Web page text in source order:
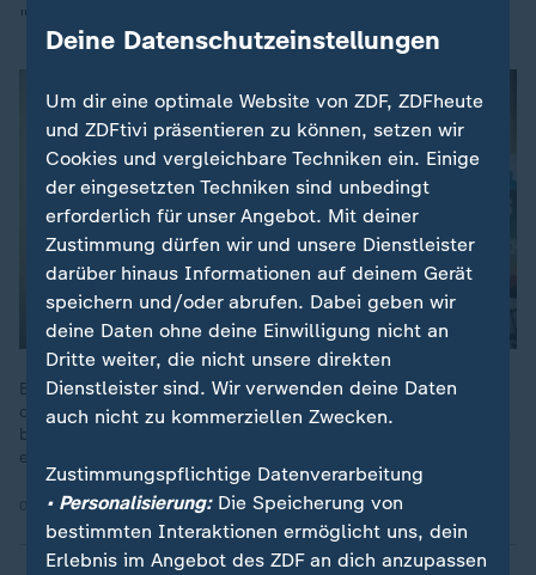
"wahrscheinlich Erfolg".
Bei der Vergabe von Posten setzten manche AfD-Vertreter
offenbar auf Familie, Verwandte und Bekannte. Darüber
berichtete frontal bereits Anfang des Jahres. Hat sich seitdem
etwas geändert?
09.06.2026 | 10:44 min
Deine Datenschutzeinstellungen
Um dir eine optimale Website von ZDF, ZDFheute
und ZDFtivi präsentieren zu können, setzen wir
Cookies und vergleichbare Techniken ein. Einige
der eingesetzten Techniken sind unbedingt
erforderlich für unser Angebot. Mit deiner
Zustimmung dürfen wir und unsere Dienstleister
darüber hinaus Informationen auf deinem Gerät
speichern und/oder abrufen. Dabei geben wir
deine Daten ohne deine Einwilligung nicht an
Dritte weiter, die nicht unsere direkten
Dienstleister sind. Wir verwenden deine Daten
auch nicht zu kommerziellen Zwecken.
Zustimmungspflichtige Datenverarbeitung
• Personalisierung:Die Speicherung von
bestimmten Interaktionen ermöglicht uns, dein
Erlebnis im Angebot des ZDF an dich anzupassen